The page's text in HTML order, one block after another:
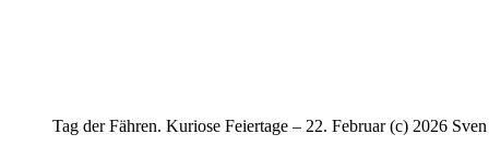
Tag der Fähren. Kuriose Feiertage – 22. Februar (c) 2026